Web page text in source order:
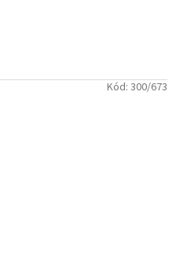
Kód: 300/673